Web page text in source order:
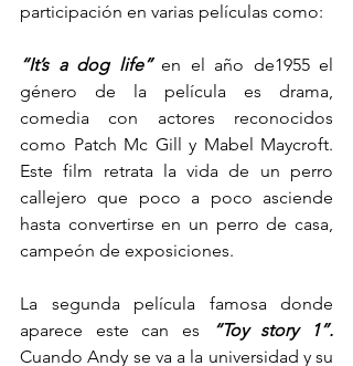
participación en varias películas como:
“It’s a dog life” en el año de1955 el
género de la película es drama,
comedia con actores reconocidos
como Patch Mc Gill y Mabel Maycroft.
Este film retrata la vida de un perro
callejero que poco a poco asciende
hasta convertirse en un perro de casa,
campeón de exposiciones.
La segunda película famosa donde
aparece este can es
“Toy story 1”.
Cuando Andy se va a la universidad y su